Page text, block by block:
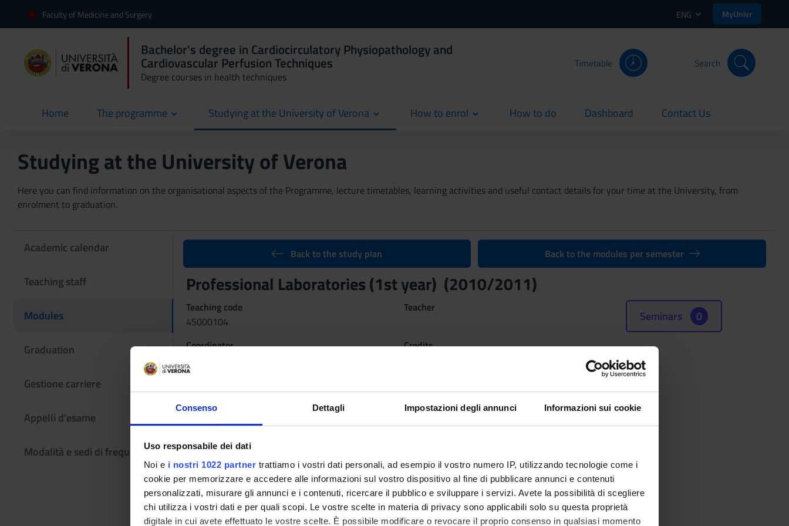
Consenso Dettagli Impostazioni degli annunci Informazioni sui cookie
Uso responsabile dei dati
Noi e i nostri 1022 partner trattiamo i vostri dati personali, ad esempio il vostro numero IP, utilizzando tecnologie come i
cookie per memorizzare e accedere alle informazioni sul vostro dispositivo al fine di pubblicare annunci e contenuti
personalizzati, misurare gli annunci e i contenuti, ricercare il pubblico e sviluppare i servizi. Avete la possibilità di scegliere
chi utilizza i vostri dati e per quali scopi. Le vostre scelte in materia di privacy sono applicabili solo su questa proprietà
digitale in cui avete effettuato le vostre scelte. È possibile modificare o revocare il proprio consenso in qualsiasi momento
Faculty of Medicine and Surgery ENG MyUnivr
Bachelor's degree in Cardiocirculatory Physiopathology and
Cardiovascular Perfusion Techniques
Degree courses in health techniques
Timetable Search
Home
current The programme Studying at the University of Verona How to enrol How to do
current Dashboard
current Contact Us
current
Studying at the University of Verona
Here you can find information on the organisational aspects of the Programme, lecture timetables, learning activities and useful contact details for your time at the University, from
enrolment to graduation.
Academic calendar
Teaching staff
Modules
Graduation
Gestione carriere
Appelli d'esame
Modalità e sedi di frequenza
Back to the study plan Back to the modules per semester
Professional Laboratories (1st year) (2010/2011)
Teaching code
4S000104
Teacher
Coordinator
Credits
Scientific Disciplinary Sector (SSD)
Period
Lez 1 anno 2 semestre dal Feb 28, 2011 al May 20, 2011.
Location
VERONA
Seminars 0